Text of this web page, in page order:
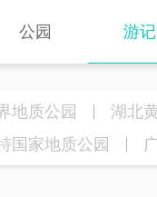
公园 游记
地质公园
湖北
国家地质公园